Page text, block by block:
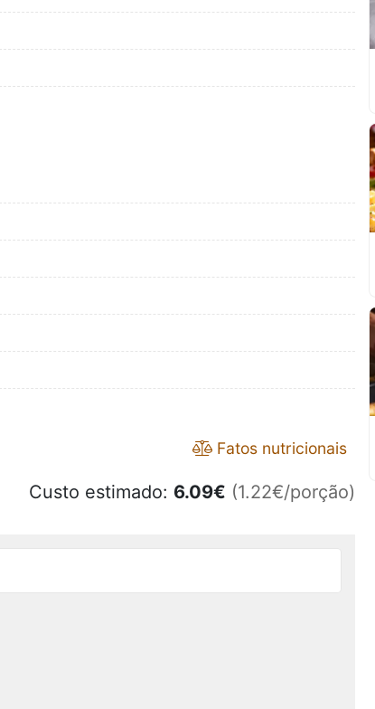
Fatos nutricionais
Custo estimado: 6.09€ (1.22€/porção)